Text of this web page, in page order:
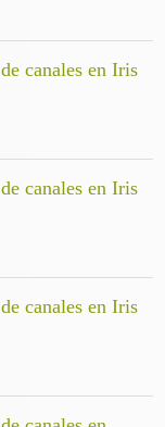
canales en Iris
canales en Iris
canales en Iris